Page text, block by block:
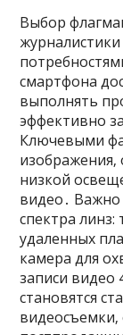
Выбор
смартфона
выполнять
эффективно
Ключевыми
низкой
видео․
спектра
удаленных
камера для
записи видео
становятся